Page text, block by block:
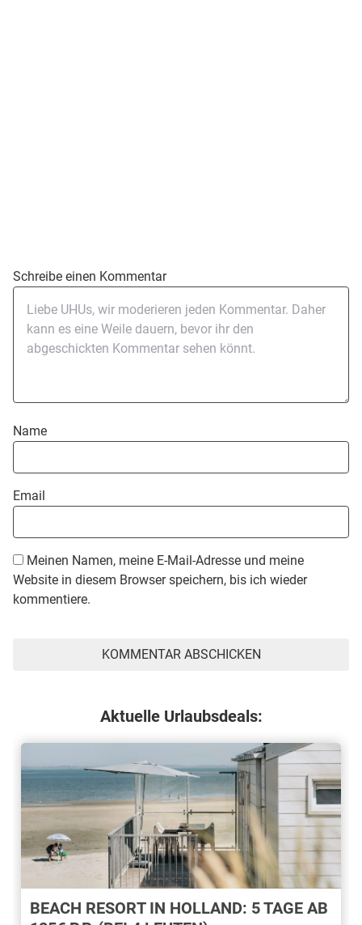
Schreibe einen Kommentar
Name
Email
Meinen Namen, meine E-Mail-Adresse und meine
Website in diesem Browser speichern, bis ich wieder
kommentiere.
Aktuelle Urlaubsdeals:
BEACH RESORT IN HOLLAND: 5 TAGE AB